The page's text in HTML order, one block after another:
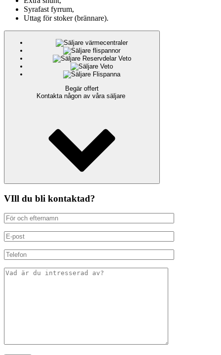
Syrafast fyrrum,
Uttag för stoker (brännare).
Begär offert
Kontakta någon av våra säljare
VIll du bli kontaktad?